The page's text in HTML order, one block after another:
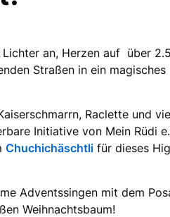
Lichter an, Herzen auf über
Straßen in ein magisches
Raclette und
Initiative von Mein Rüdi
Chuchichäschtli für dieses
Adventssingen mit dem
Weihnachtsbaum!